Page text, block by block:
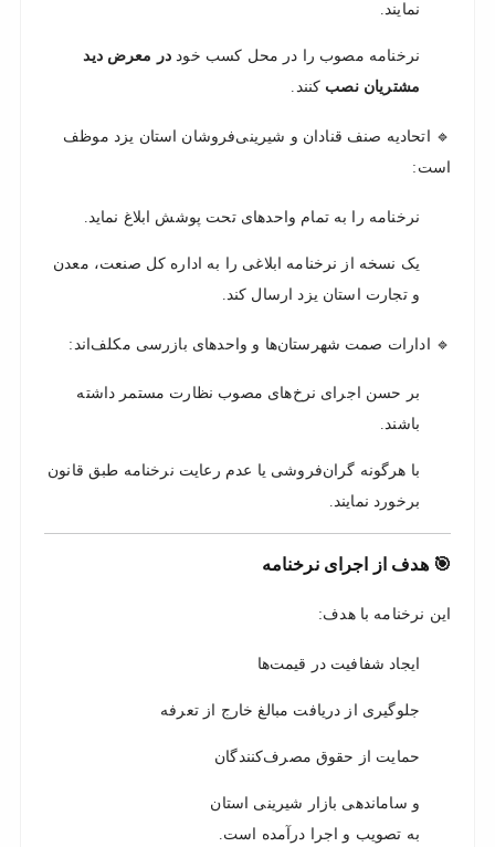
نمایند.
نرخنامه مصوب را در محل کسب خود در معرض دید
مشتریان نصب کنند.
🔹 اتحادیه صنف قنادان و شیرینی‌فروشان استان یزد موظف
است:
نرخنامه را به تمام واحدهای تحت پوشش ابلاغ نماید.
یک نسخه از نرخنامه ابلاغی را به اداره کل صنعت، معدن
و تجارت استان یزد ارسال کند.
🔹 ادارات صمت شهرستان‌ها و واحدهای بازرسی مکلف‌اند:
بر حسن اجرای نرخ‌های مصوب نظارت مستمر داشته
باشند.
با هرگونه گران‌فروشی یا عدم رعایت نرخنامه طبق قانون
برخورد نمایند.
🎯 هدف از اجرای نرخنامه
این نرخنامه با هدف:
ایجاد شفافیت در قیمت‌ها
جلوگیری از دریافت مبالغ خارج از تعرفه
حمایت از حقوق مصرف‌کنندگان
و ساماندهی بازار شیرینی استان
به تصویب و اجرا درآمده است.